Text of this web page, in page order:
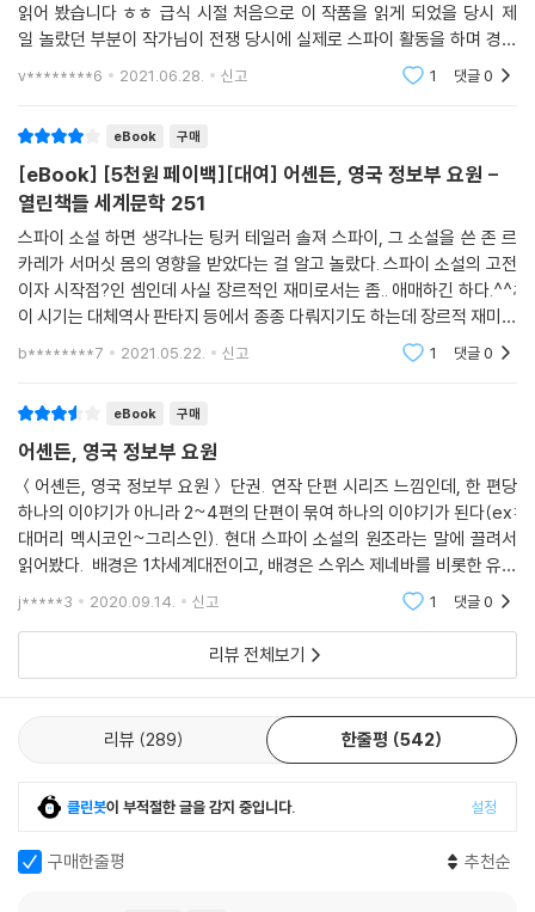
이 책을 번역한 전문 번역가 이민아 씨는 서머싯 몸의 정교한 문장들을 유
려하게 읽히는 우리말로 세심하게 옮겼다. 번역 대본으로는 영국 빈티지사
의 판본을 사용했다.
[옮긴이의 한마디]
세계정세를 움직이는 커다란 음모부터 그 안에 휩쓸린 개인의 삶의 섬세한
면면까지 아우르며 능숙하게 이야기보따리를 풀어 놓는 『어셴든』은, 몸의
재능이 유감없이 발휘된 걸작이라 할 수 있다.
읽어 봤습니다 ㅎㅎ 급식 시절 처음으로 이 작품을 읽게 되었을 당시 제
일 놀랐던 부분이 작가님이 전쟁 당시에 실제로 스파이 활동을 하며 경험
한 부분들을 토대로 하여 쓴 작품이라는 점이었어요. 근데 이 부분은 지금
v********6 2021.06.28. 신고 1 댓글0
eBook 구매
[eBook] [5천원 페이백][대여] 어셴든, 영국 정보부 요원 -
열린책들 세계문학 251
스파이 소설 하면 생각나는 팅커 테일러 솔져 스파이, 그 소설을 쓴 존 르
카레가 서머싯 몸의 영향을 받았다는 걸 알고 놀랐다. 스파이 소설의 고전
이자 시작점?인 셈인데 사실 장르적인 재미로서는 좀.. 애매하긴 하다.^^;
이 시기는 대체역사 판타지 등에서 종종 다뤄지기도 하는데 장르적 재미를
추구해서 완벽한 기승전결 플롯을 짜내는 작품들과 달리 이 단편집에서는
b********7 2021.05.22. 신고 1 댓글0
eBook 구매
어셴든, 영국 정보부 요원
＜어셴든, 영국 정보부 요원＞ 단권. 연작 단편 시리즈 느낌인데, 한 편당
하나의 이야기가 아니라 2~4편의 단편이 묶여 하나의 이야기가 된다(ex:
대머리 멕시코인~그리스인). 현대 스파이 소설의 원조라는 말에 끌려서
읽어봤다. 배경은 1차세계대전이고, 배경은 스위스 제네바를 비롯한 유럽
의 각 나라 도시들이다. 주인공인 어셴든은 희곡과 소설을 쓰는 작가로, 어
느 날 R이라 자
j*****3 2020.09.14. 신고 1 댓글0
리뷰 전체보기
리뷰 289 한줄평 542
클린봇이 부적절한 글을 감지 중입니다. 설정
구매한줄평 추천순